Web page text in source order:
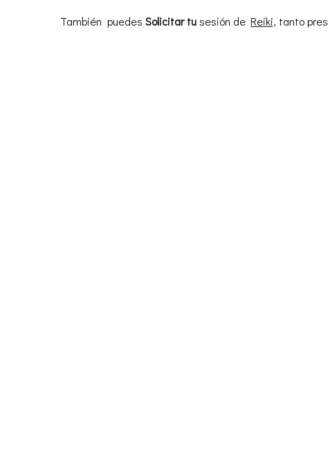
También puedes Solicitar tusesión de Reiki, tanto